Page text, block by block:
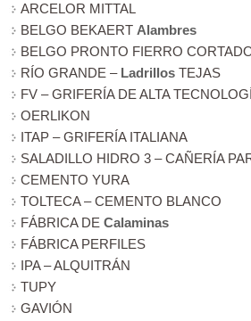
ARCELOR MITTAL
BELGO BEKAERT Alambres
BELGO PRONTO FIERRO
RÍO GRANDE – Ladrillos TEJAS
FV – GRIFERÍA DE ALTA
OERLIKON
ITAP – GRIFERÍA ITALIANA
SALADILLO HIDRO 3 – CAÑERÍA
CEMENTO YURA
TOLTECA – CEMENTO BLANCO
FÁBRICA DE Calaminas
FÁBRICA PERFILES
IPA – ALQUITRÁN
TUPY
GAVIÓN